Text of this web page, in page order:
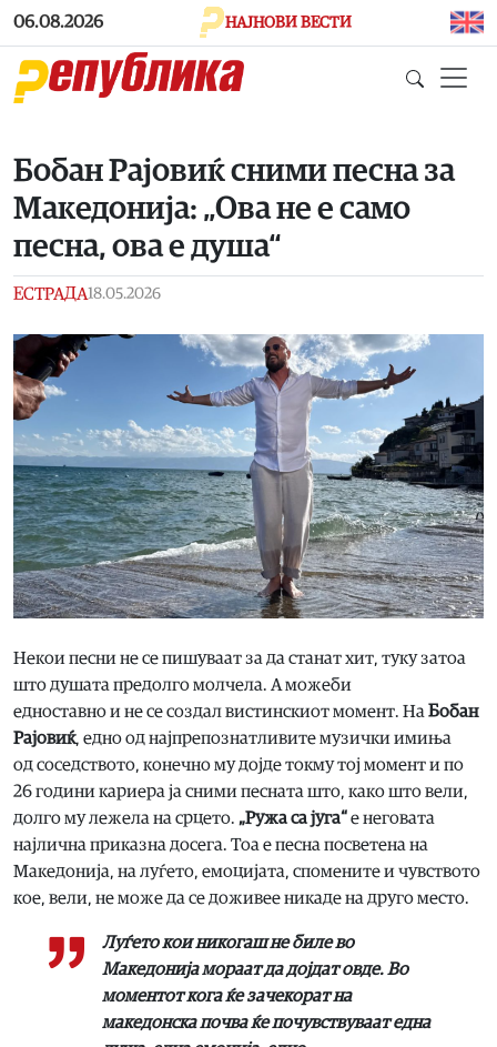
Skip to main content
06.08.2026 НАЈНОВИ ВЕСТИ
Бобан Рајовиќ сними песна за
Македонија: „Ова не е само
песна, ова е душа“
ЕСТРАДА18.05.2026
Некои песни не се пишуваат за да станат хит, туку затоа
што душата предолго молчела. А можеби
едноставно и не се создал вистинскиот момент. На Бобан
Рајовиќ, едно од најпрепознатливите музички имиња
од соседството, конечно му дојде токму тој момент и по
26 години кариера ја сними песната што, како што вели,
долго му лежела на срцето. „Ружа са југа“е неговата
најлична приказна досега. Тоа е песна посветена на
Македонија, на луѓето, емоцијата, спомените и чувството
кое, вели, не може да се доживее никаде на друго место.
Луѓето кои никогаш не биле во
Македонија мораат да дојдат овде. Во
моментот кога ќе зачекорат на
македонска почва ќе почувствуваат една